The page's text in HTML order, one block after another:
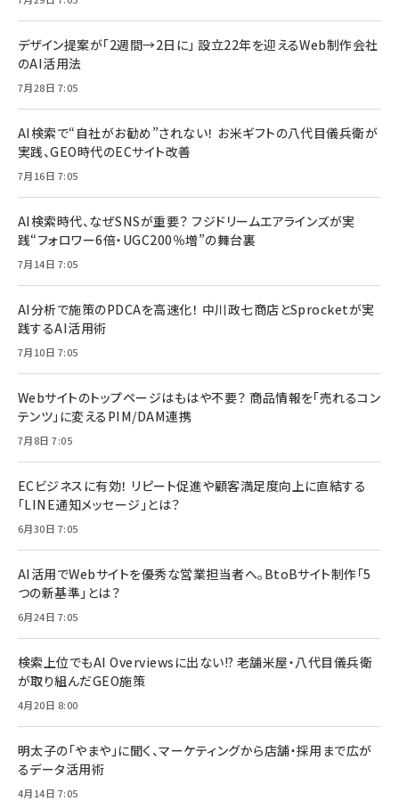
デザイン提案が「2週間→2日に」 設立22年を迎えるWeb制作会社
のAI活用法
7月28日 7:05
AI検索で“自社がお勧め”されない！ お米ギフトの八代目儀兵衛が
実践、GEO時代のECサイト改善
7月16日 7:05
AI検索時代、なぜSNSが重要？ フジドリームエアラインズが実
践“フォロワー6倍・UGC200％増”の舞台裏
7月14日 7:05
AI分析で施策のPDCAを高速化！ 中川政七商店とSprocketが実
践するAI活用術
7月10日 7:05
Webサイトのトップページはもはや不要？ 商品情報を「売れるコン
テンツ」に変えるPIM/DAM連携
7月8日 7:05
ECビジネスに有効！ リピート促進や顧客満足度向上に直結する
「LINE通知メッセージ」とは？
6月30日 7:05
AI活用でWebサイトを優秀な営業担当者へ。BtoBサイト制作「5
つの新基準」とは？
6月24日 7:05
検索上位でもAI Overviewsに出ない!? 老舗米屋・八代目儀兵衛
が取り組んだGEO施策
4月20日 8:00
明太子の「やまや」に聞く、マーケティングから店舗・採用まで広が
るデータ活用術
4月14日 7:05